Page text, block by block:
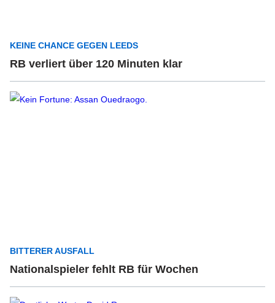
KEINE CHANCE GEGEN LEEDS
RB verliert über 120 Minuten klar
BITTERER AUSFALL
Nationalspieler fehlt RB für Wochen